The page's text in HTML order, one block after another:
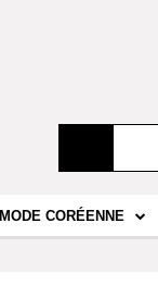
MODE CORÉENNE